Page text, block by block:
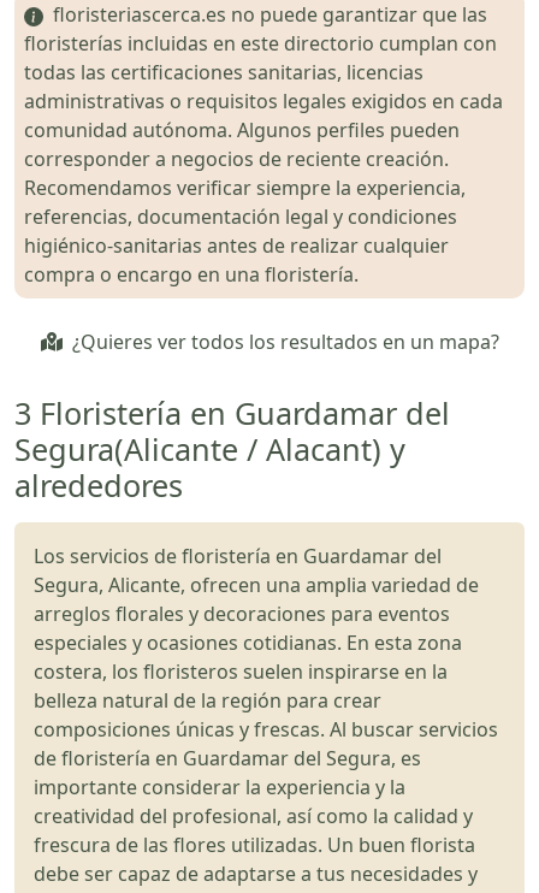
floristeriascerca.es no puede garantizar que las
floristerías incluidas en este directorio cumplan con
todas las certificaciones sanitarias, licencias
administrativas o requisitos legales exigidos en cada
comunidad autónoma. Algunos perfiles pueden
corresponder a negocios de reciente creación.
Recomendamos verificar siempre la experiencia,
referencias, documentación legal y condiciones
higiénico-sanitarias antes de realizar cualquier
compra o encargo en una floristería.
¿Quieres ver todos los resultados en un mapa?
3 Floristería en Guardamar del
Segura(Alicante / Alacant) y
alrededores
Los servicios de floristería en Guardamar del
Segura, Alicante, ofrecen una amplia variedad de
arreglos florales y decoraciones para eventos
especiales y ocasiones cotidianas. En esta zona
costera, los floristeros suelen inspirarse en la
belleza natural de la región para crear
composiciones únicas y frescas. Al buscar servicios
de floristería en Guardamar del Segura, es
importante considerar la experiencia y la
creatividad del profesional, así como la calidad y
frescura de las flores utilizadas. Un buen florista
debe ser capaz de adaptarse a tus necesidades y